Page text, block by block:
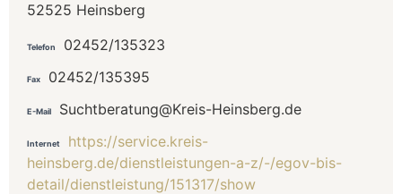
52525 Heinsberg
Telefon 02452/135323
Fax 02452/135395
E-Mail Suchtberatung@Kreis-Heinsberg.de
Internet
https://service.kreis-
heinsberg.de/dienstleistungen-a-z/-/egov-bis-
detail/dienstleistung/151317/show